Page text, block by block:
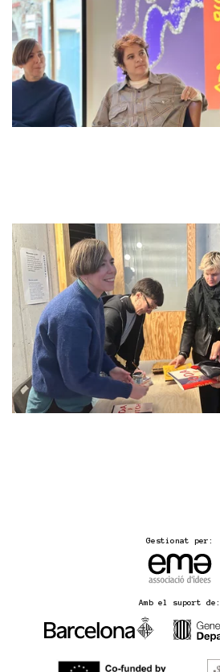
Gestionat per:
Amb el suport de: